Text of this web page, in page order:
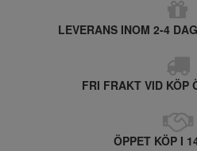
LEVERANS INOM 2-4
FRI FRAKT VID KÖP
ÖPPET KÖP I